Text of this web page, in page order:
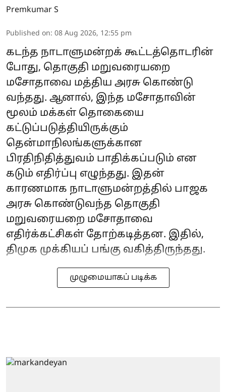
Premkumar S
Published on: 08 Aug 2026, 12:55 pm
கடந்த நாடாளுமன்றக் கூட்டத்தொடரின்
போது, தொகுதி மறுவரையறை
மசோதாவை மத்திய அரசு கொண்டு
வந்தது. ஆனால், இந்த மசோதாவின்
மூலம் மக்கள் தொகையை
கட்டுப்படுத்தியிருக்கும்
தென்மாநிலங்களுக்கான
பிரதிநிதித்துவம் பாதிக்கப்படும் என
கடும் எதிர்ப்பு எழுந்தது. இதன்
காரணமாக நாடாளுமன்றத்தில் பாஜக
அரசு கொண்டுவந்த தொகுதி
மறுவரையறை மசோதாவை
எதிர்க்கட்சிகள் தோற்கடித்தன. இதில்,
திமுக முக்கியப் பங்கு வகித்திருந்தது.
முழுமையாகப் படிக்க